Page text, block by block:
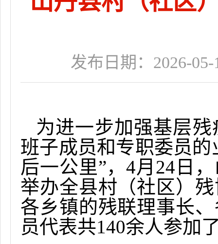
发布日期：2026-05-
为进一步加强基层
班子成员和专职委员
后一公里”，4月 24 日
举办全县村（社区）
各乡镇的残联理事长
员代表共140余人参加